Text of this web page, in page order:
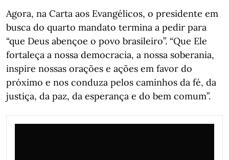
Agora, na Carta aos Evangélicos, o presidente em
busca do quarto mandato termina a pedir para
“que Deus abençoe o povo brasileiro”. “Que Ele
fortaleça a nossa democracia, a nossa soberania,
inspire nossas orações e ações em favor do
próximo e nos conduza pelos caminhos da fé, da
justiça, da paz, da esperança e do bem comum”.